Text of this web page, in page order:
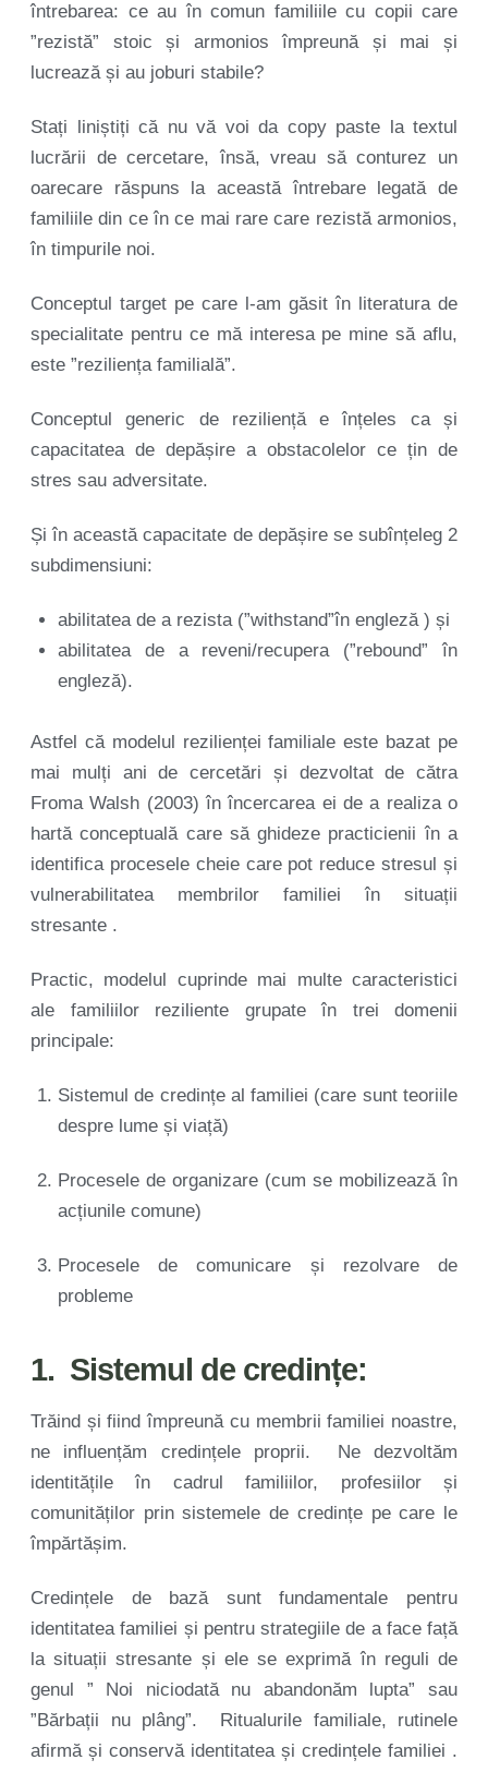
întrebarea: ce au în comun familiile cu copii care
”rezistă” stoic și armonios împreună și mai și
lucrează și au joburi stabile?
Stați liniștiți că nu vă voi da copy paste la textul
lucrării de cercetare, însă, vreau să conturez un
oarecare răspuns la această întrebare legată de
familiile din ce în ce mai rare care rezistă armonios,
în timpurile noi.
Conceptul target pe care l-am găsit în literatura de
specialitate pentru ce mă interesa pe mine să aflu,
este ”reziliența familială”.
Conceptul generic de reziliență e înțeles ca și
capacitatea de depășire a obstacolelor ce țin de
stres sau adversitate.
Și în această capacitate de depășire se subînțeleg 2
subdimensiuni:
abilitatea de a rezista (”withstand”în engleză ) și
abilitatea de a reveni/recupera (”rebound” în
engleză).
Astfel că modelul rezilienței familiale este bazat pe
mai mulți ani de cercetări și dezvoltat de cătra
Froma Walsh (2003) în încercarea ei de a realiza o
hartă conceptuală care să ghideze practicienii în a
identifica procesele cheie care pot reduce stresul și
vulnerabilitatea membrilor familiei în situații
stresante .
Practic, modelul cuprinde mai multe caracteristici
ale familiilor reziliente grupate în trei domenii
principale:
Sistemul de credințe al familiei (care sunt teoriile
despre lume și viață)
Procesele de organizare (cum se mobilizează în
acțiunile comune)
Procesele de comunicare și rezolvare de
probleme
1. Sistemul de credințe:
Trăind și fiind împreună cu membrii familiei noastre,
ne influențăm credințele proprii. Ne dezvoltăm
identitățile în cadrul familiilor, profesiilor și
comunităților prin sistemele de credințe pe care le
împărtășim.
Credințele de bază sunt fundamentale pentru
identitatea familiei și pentru strategiile de a face față
la situații stresante și ele se exprimă în reguli de
genul ” Noi niciodată nu abandonăm lupta” sau
”Bărbații nu plâng”. Ritualurile familiale, rutinele
afirmă și conservă identitatea și credințele familiei .